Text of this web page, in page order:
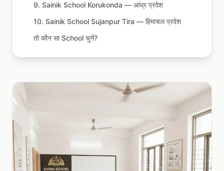
9. Sainik School Korukonda — आंध्र प्रदेश
10. Sainik School Sujanpur Tira — हिमाचल प्रदेश
तो कौन सा School चुनें?